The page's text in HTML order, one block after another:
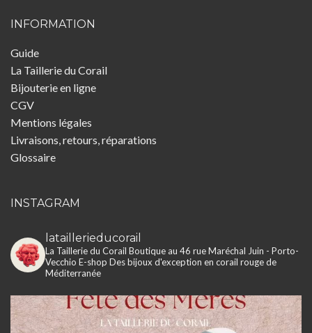
INFORMATION
Guide
La Taillerie du Corail
Bijouterie en ligne
CGV
Mentions légales
Livraisons, retours, réparations
Glossaire
INSTAGRAM
lataillerieducorail
La Taillerie du Corail Boutique au 46 rue Maréchal Juin - Porto-
Vecchio E-shop Des bijoux d'exception en corail rouge de
Méditerranée